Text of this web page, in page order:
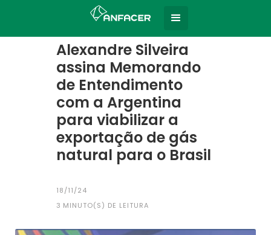
Todas as notícias
Alexandre Silveira
assina Memorando
de Entendimento
com a Argentina
para viabilizar a
exportação de gás
natural para o Brasil
18/11/24
3 MINUTO(S) DE LEITURA